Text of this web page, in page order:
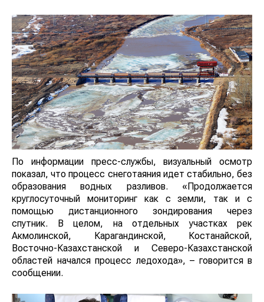
По информации пресс-службы, визуальный осмотр
показал, что процесс снеготаяния идет стабильно, без
образования водных разливов. «Продолжается
круглосуточный мониторинг как с земли, так и с
помощью дистанционного зондирования через
спутник. В целом, на отдельных участках рек
Акмолинской, Карагандинской, Костанайской,
Восточно-Казахстанской и Северо-Казахстанской
областей начался процесс ледохода», – говорится в
сообщении.